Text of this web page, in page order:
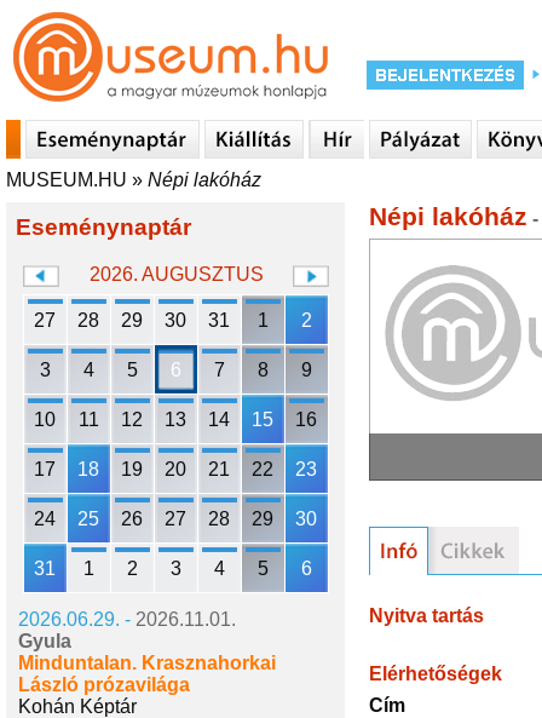
MUSEUM.HU » Népi lakóház
Eseménynaptár
2026. AUGUSZTUS
27 28 29 30 31 1 2
3 4 5 6 7 8 9
10 11 12 13 14 15 16
17 18 19 20 21 22 23
24 25 26 27 28 29 30
31 1 2 3 4 5 6
2026.06.29. - 2026.11.01.
Gyula
Minduntalan. Krasznahorkai
László prózavilága
Kohán Képtár
Népi lakóház
Nyitva tartás
Elérhetőségek
Cím